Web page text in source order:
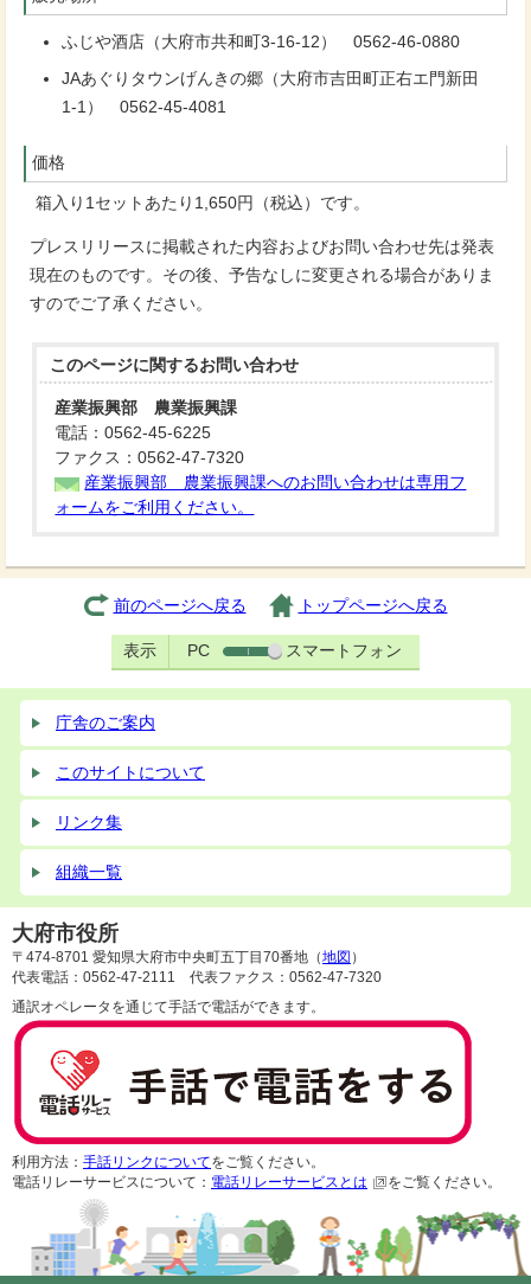
ふじや酒店（大府市共和町3-16-12） 0562-46-0880
JAあぐりタウンげんきの郷（大府市吉田町正右エ門新田
1-1） 0562-45-4081
価格
箱入り1セットあたり1,650円（税込）です。
プレスリリースに掲載された内容およびお問い合わせ先は発表
現在のものです。その後、予告なしに変更される場合がありま
すのでご了承ください。
このページに関するお問い合わせ
産業振興部 農業振興課
電話：0562-45-6225
ファクス：0562-47-7320
産業振興部 農業振興課へのお問い合わせは専用フ
ォームをご利用ください。
前のページへ戻る トップページへ戻る
表示 PC スマートフォン
庁舎のご案内
このサイトについて
リンク集
組織一覧
大府市役所
〒474-8701 愛知県大府市中央町五丁目70番地（地図 ）
代表電話：0562-47-2111 代表ファクス：0562-47-7320
通訳オペレータを通じて手話で電話ができます。
利用方法： 手話リンクについてをご覧ください。
電話リレーサービスについて： 電話リレーサービスとは をご覧ください。